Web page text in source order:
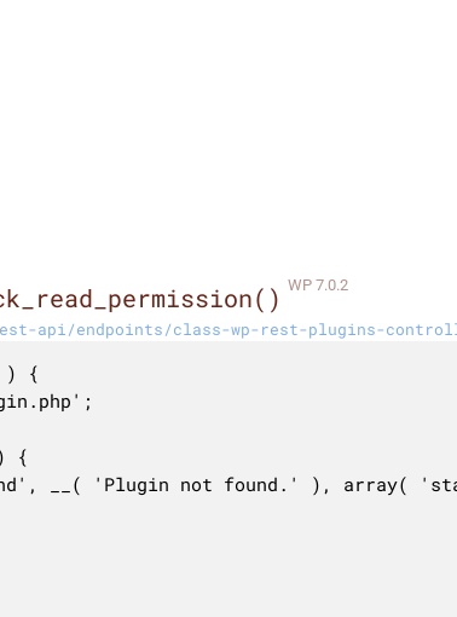
WP 7.0.2
api/endpoints/class-wp-rest-plugins-
) {